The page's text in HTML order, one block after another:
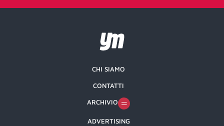
CHI SIAMO
CONTATTI
ARCHIVIO
ADVERTISING